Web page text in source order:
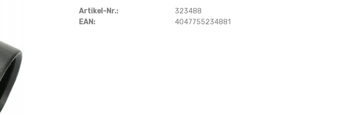
Artikel-Nr.:
323488
EAN:
4047755234881